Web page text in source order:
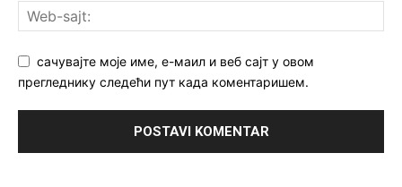
сачувајте моје име, е-маил и веб сајт у овом
прегледнику следећи пут када коментаришем.